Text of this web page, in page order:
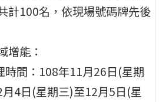
計100名，依現場號碼牌先後
增能：
時間：108年11月26日(星期
4日(星期三)至12月5日(星